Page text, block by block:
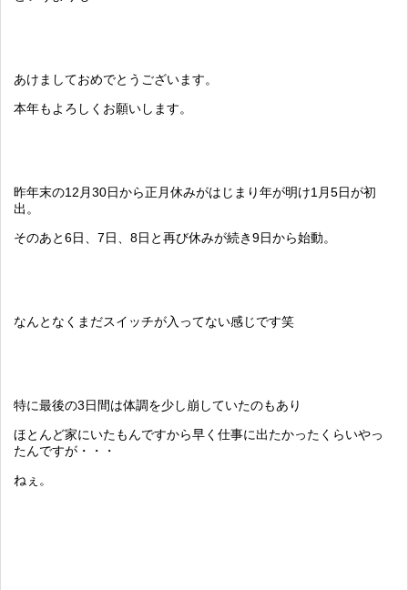
あけましておめでとうございます。
本年もよろしくお願いします。
昨年末の12月30日から正月休みがはじまり年が明け1月5日が初
出。
そのあと6日、7日、8日と再び休みが続き9日から始動。
なんとなくまだスイッチが入ってない感じです笑
特に最後の3日間は体調を少し崩していたのもあり
ほとんど家にいたもんですから早く仕事に出たかったくらいやっ
たんですが・・・
ねぇ。